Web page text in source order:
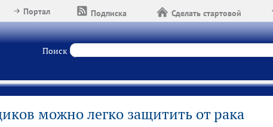
Сделать стартовой
Подписка
Портал
Поиск
можно легко защитить от рака